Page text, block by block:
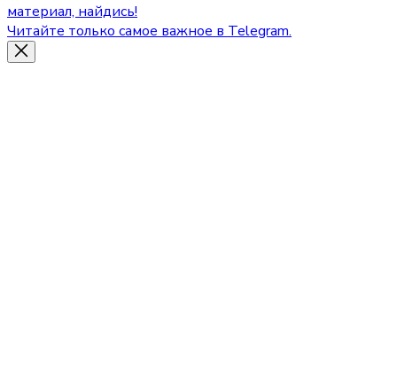
материал, найдись!
Читайте только самое важное в Telegram.